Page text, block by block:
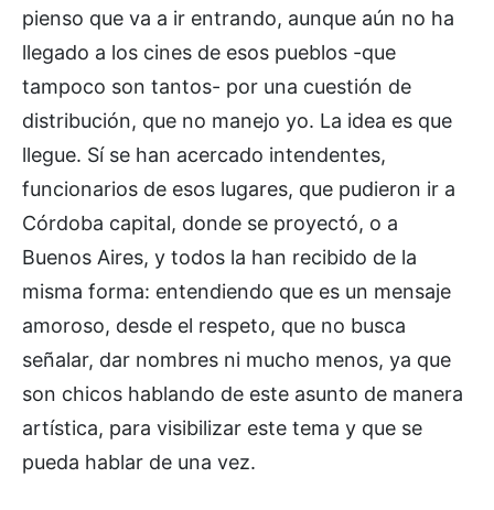
pienso que va a ir entrando, aunque aún no ha
llegado a los cines de esos pueblos -que
tampoco son tantos- por una cuestión de
distribución, que no manejo yo. La idea es que
llegue. Sí se han acercado intendentes,
funcionarios de esos lugares, que pudieron ir a
Córdoba capital, donde se proyectó, o a
Buenos Aires, y todos la han recibido de la
misma forma: entendiendo que es un mensaje
amoroso, desde el respeto, que no busca
señalar, dar nombres ni mucho menos, ya que
son chicos hablando de este asunto de manera
artística, para visibilizar este tema y que se
pueda hablar de una vez.